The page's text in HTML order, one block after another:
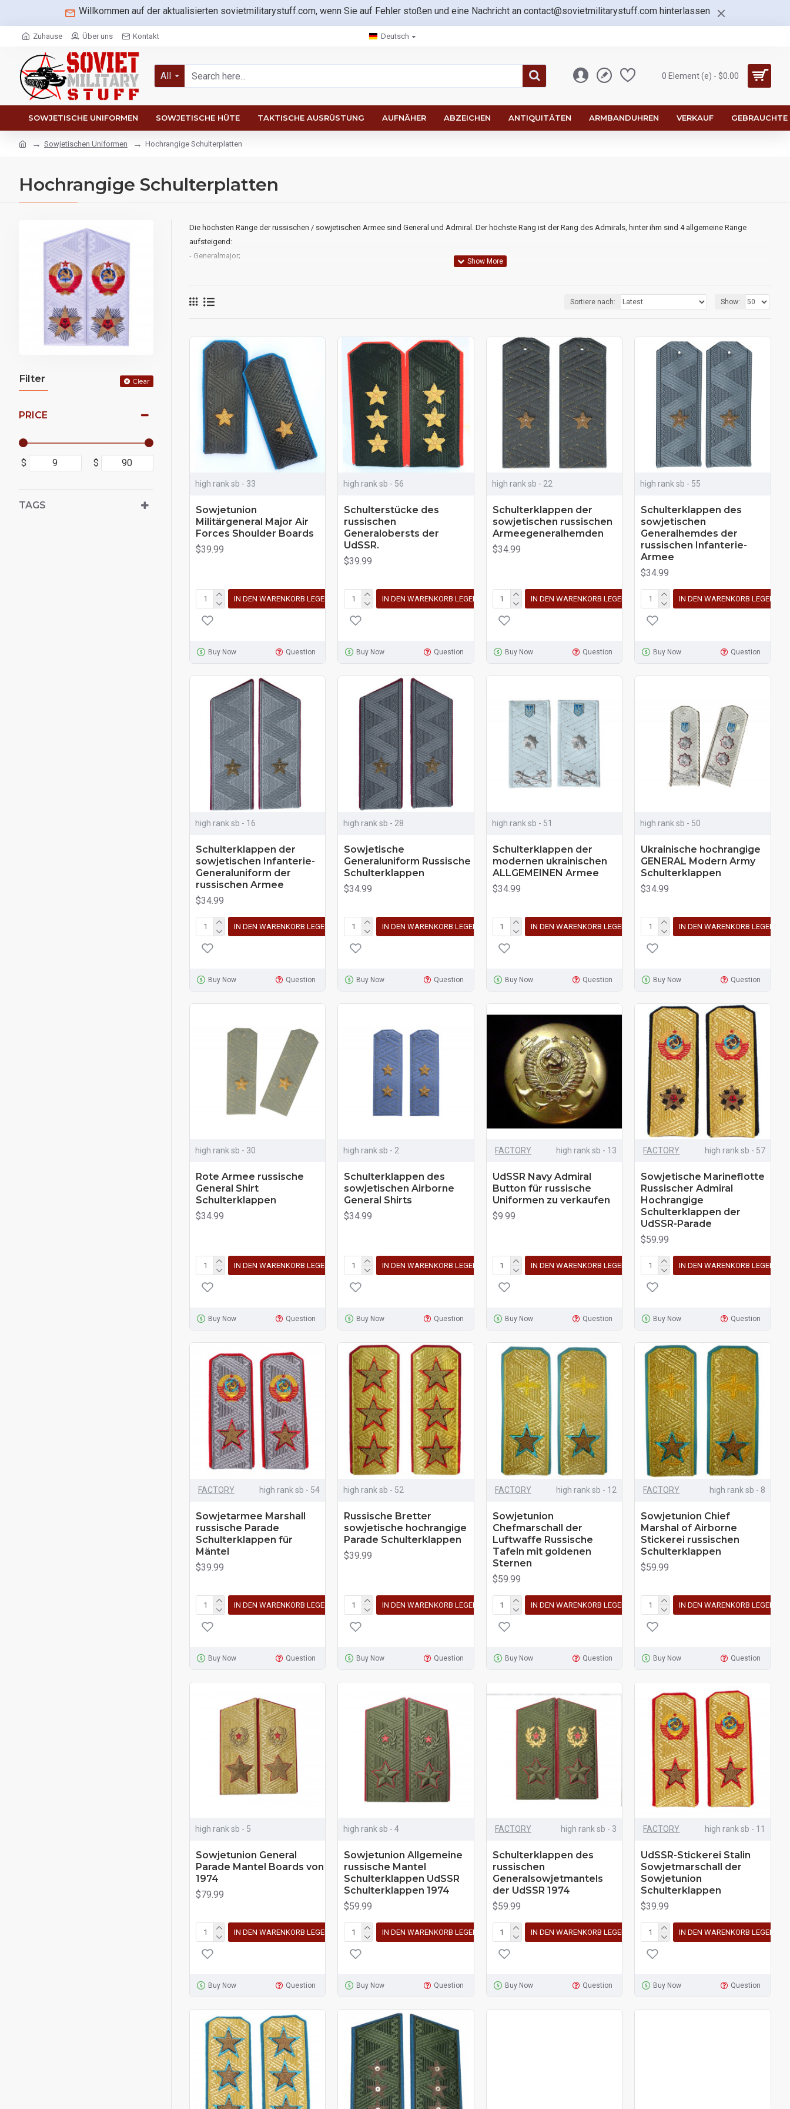
Willkommen auf der aktualisierten sovietmilitarystuff.com, wenn Sie auf Fehler stoßen und eine Nachricht an contact@sovietmilitarystuff.comhinterlassen
Zuhause Über uns Kontakt Deutsch
All 0 Element (e) - $0.00
SOWJETISCHE UNIFORMEN SOWJETISCHE HÜTE TAKTISCHE AUSRÜSTUNG AUFNÄHER ABZEICHEN ANTIQUITÄTEN ARMBANDUHREN VERKAUF
Sowjetischen Uniformen Hochrangige Schulterplatten
Hochrangige Schulterplatten
Filter Clear
PRICE
$ $
TAGS
Die höchsten Ränge der russischen / sowjetischen Armee sind General und Admiral. Der höchste Rang ist der Rang des Admirals, hinter ihm sind 4 allgemeine Ränge
aufsteigend:
- Generalmajor;
- General der russischen / sowjetischen Armee.
Schulterbrettern in einer Reihe befestigt/
Sortiere nach: Show:
high rank sb - 33
Sowjetunion
Militärgeneral Major Air
Forces Shoulder Boards
$39.99
IN DEN WARENKORB LEGEN
Buy Now Question
high rank sb - 56
Schulterstücke des
russischen
Generalobersts der
UdSSR.
$39.99
IN DEN WARENKORB LEGEN
Buy Now Question
high rank sb - 22
Schulterklappen der
sowjetischen russischen
Armeegeneralhemden
$34.99
IN DEN WARENKORB LEGEN
Buy Now Question
high rank sb - 55
Schulterklappen des
sowjetischen
Generalhemdes der
russischen Infanterie-
Armee
$34.99
IN DEN WARENKORB LEGEN
Buy Now Question
high rank sb - 16
Schulterklappen der
sowjetischen Infanterie-
Generaluniform der
russischen Armee
$34.99
IN DEN WARENKORB LEGEN
Buy Now Question
high rank sb - 28
Sowjetische
Generaluniform Russische
Schulterklappen
$34.99
IN DEN WARENKORB LEGEN
Buy Now Question
high rank sb - 51
Schulterklappen der
modernen ukrainischen
ALLGEMEINEN Armee
$34.99
IN DEN WARENKORB LEGEN
Buy Now Question
high rank sb - 50
Ukrainische hochrangige
GENERAL Modern Army
Schulterklappen
$34.99
IN DEN WARENKORB LEGEN
Buy Now Question
high rank sb - 30
Rote Armee russische
General Shirt
Schulterklappen
$34.99
IN DEN WARENKORB LEGEN
Buy Now Question
high rank sb - 2
Schulterklappen des
sowjetischen Airborne
General Shirts
$34.99
IN DEN WARENKORB LEGEN
Buy Now Question
FACTORY high rank sb - 13
UdSSR Navy Admiral
Button für russische
Uniformen zu verkaufen
$9.99
IN DEN WARENKORB LEGEN
Buy Now Question
FACTORY high rank sb - 57
Sowjetische Marineflotte
Russischer Admiral
Hochrangige
Schulterklappen der
UdSSR-Parade
$59.99
IN DEN WARENKORB LEGEN
Buy Now Question
FACTORY high rank sb - 54
Sowjetarmee Marshall
russische Parade
Schulterklappen für
Mäntel
$39.99
IN DEN WARENKORB LEGEN
Buy Now Question
high rank sb - 52
Russische Bretter
sowjetische hochrangige
Parade Schulterklappen
$39.99
IN DEN WARENKORB LEGEN
Buy Now Question
FACTORY high rank sb - 12
Sowjetunion
Chefmarschall der
Luftwaffe Russische
Tafeln mit goldenen
Sternen
$59.99
IN DEN WARENKORB LEGEN
Buy Now Question
FACTORY high rank sb - 8
Sowjetunion Chief
Marshal of Airborne
Stickerei russischen
Schulterklappen
$59.99
IN DEN WARENKORB LEGEN
Buy Now Question
high rank sb - 5
Sowjetunion General
Parade Mantel Boards von
1974
$79.99
IN DEN WARENKORB LEGEN
Buy Now Question
high rank sb - 4
Sowjetunion Allgemeine
russische Mantel
Schulterklappen UdSSR
Schulterklappen 1974
$59.99
IN DEN WARENKORB LEGEN
Buy Now Question
FACTORY high rank sb - 3
Schulterklappen des
russischen
Generalsowjetmantels
der UdSSR 1974
$59.99
IN DEN WARENKORB LEGEN
Buy Now Question
FACTORY high rank sb - 11
UdSSR-Stickerei Stalin
Sowjetmarschall der
Sowjetunion
Schulterklappen
$39.99
IN DEN WARENKORB LEGEN
Buy Now Question